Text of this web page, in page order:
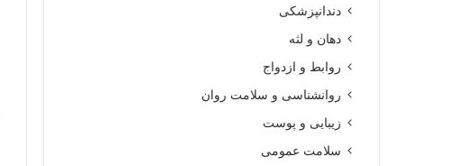
دندانپزشکی
دهان و لثه
روابط و ازدواج
روانشناسی و سلامت روان
زیبایی و پوست
سلامت عمومی